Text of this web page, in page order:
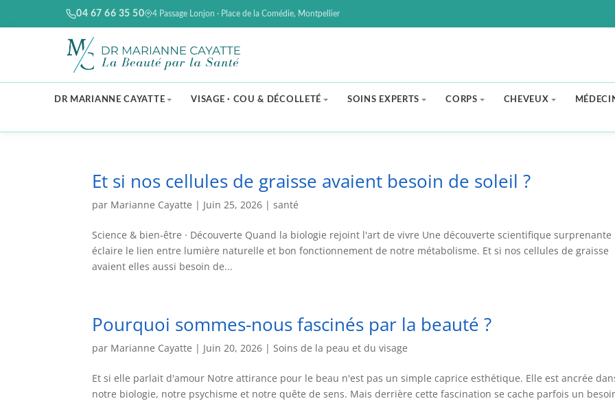
04 67 66 35 50 4 Passage Lonjon · Place de la Comédie, Montpellier
DR MARIANNE CAYATTE VISAGE · COU & DÉCOLLETÉ SOINS EXPERTS CORPS CHEVEUX
Et si nos cellules de graisse avaient besoin de soleil ?
par Marianne Cayatte | Juin 25, 2026 |santé
Science & bien-être · Découverte Quand la biologie rejoint l'art de vivre Une découverte scientifique surprenante
éclaire le lien entre lumière naturelle et bon fonctionnement de notre métabolisme. Et si nos cellules de graisse
avaient elles aussi besoin de...
Pourquoi sommes-nous fascinés par la beauté ?
par Marianne Cayatte | Juin 20, 2026 |Soins de la peau et du visage
Et si elle parlait d'amour Notre attirance pour le beau n'est pas un simple caprice esthétique. Elle est ancrée
notre biologie, notre psychisme et notre quête de sens. Mais derrière cette fascination se cache parfois un